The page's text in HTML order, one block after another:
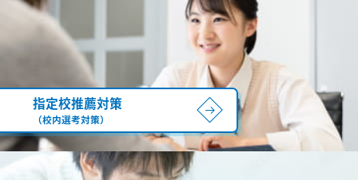
指定校推薦対策
（校内選考対策）